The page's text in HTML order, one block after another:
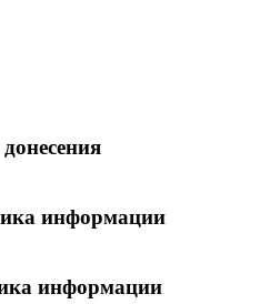
информации
информации